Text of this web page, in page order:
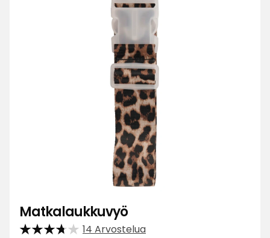
Matkalaukkuvyö
14 Arvostelua